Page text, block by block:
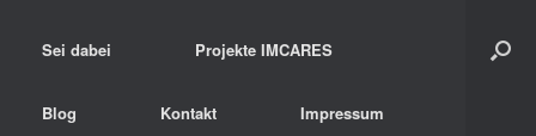
Sei dabei Projekte IMCARES
Blog Kontakt Impressum